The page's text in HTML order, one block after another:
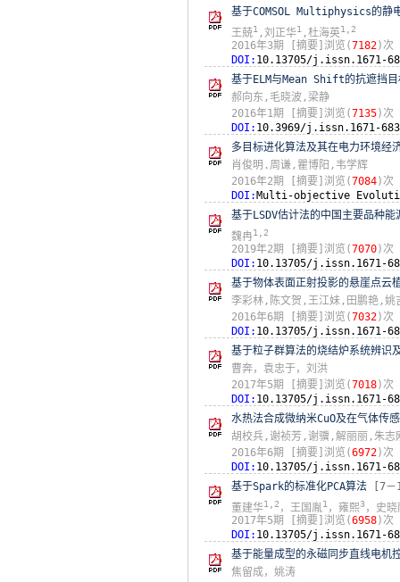
基于COMSOL Multiphysics的静
王兢1 ,刘正华1 ,杜海英1,2
2016年3期 [摘要]浏览(7182)次
DOI: 10.13705/j.issn.1671-
基于ELM与Mean Shift的抗遮挡
郝向东,毛晓波,梁静
2016年1期
[摘要]浏览(7135)次
DOI: 10.3969/j.issn.1671-
多目标进化算法及其在电力环境
肖俊明.周谦,瞿博阳,韦学辉
2016年2期
[摘要]浏览(7084)次
DOI: Multi-objective
基于LSDV估计法的中国主要品种
魏冉1,2
2019年2期 [摘要]浏览(7070)次
DOI: 10.13705/j.issn.1671-
基于物体表面正射投影的悬崖点云
李彩林,陈文贺,王江妹,田鹏艳,姚
2016年6期
[摘要]浏览(7032)次
DOI: 10.13705/j.issn.1671-
基于粒子群算法的烧结炉系统辨识
曹奔，袁忠于，刘洪
2017年5期
[摘要]浏览(7018)次
DOI: 10.13705/j.issn.1671-
水热法合成微纳米CuO及在气体传
胡校兵,谢祯芳,谢骥,解丽丽,朱志
2016年6期
[摘要]浏览(6972)次
DOI: 10.13705/j.issn.1671-
基于Spark的标准化PCA算法
[7
董建华1,2 ，王国胤1 ，雍熙3 ，史晓
2017年5期
[摘要]浏览(6958)次
DOI: 10.13705/j.issn.1671-
基于能量成型的永磁同步直线电机
焦留成，姚涛